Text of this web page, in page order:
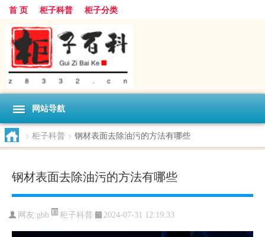
首 页 柜子科普 柜子分类
网站导航
> 柜子科普 > 钢材表面去除油污的方法有哪些
钢材表面去除油污的方法有哪些
网友:gbb 柜子科普 2024-07-31 12:19:33